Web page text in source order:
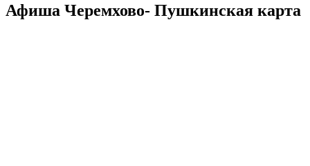
Афиша Черемхово- Пушкинская карта